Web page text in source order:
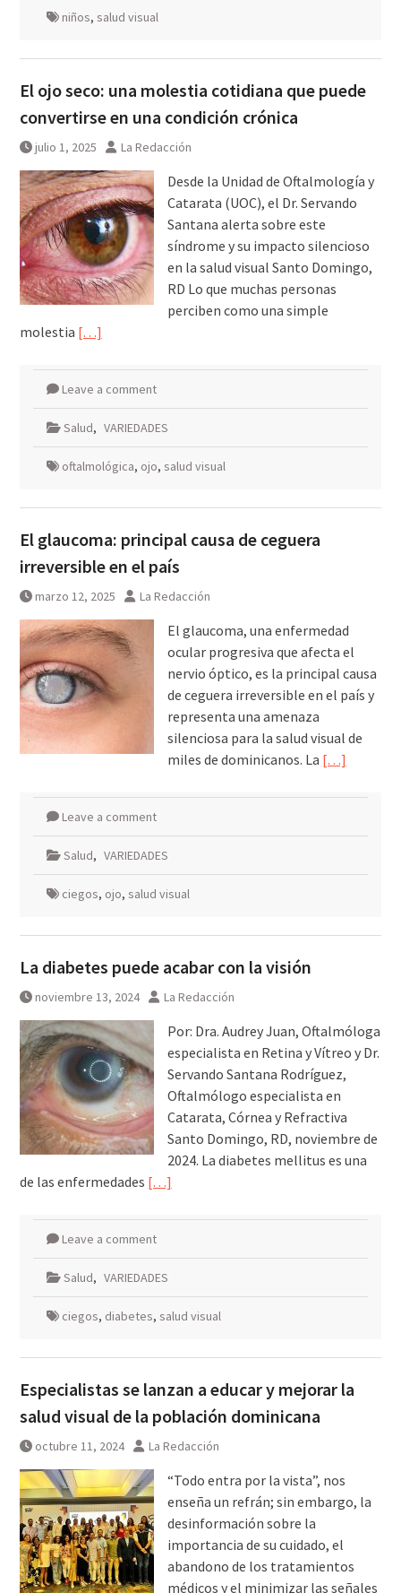
niños, salud visual
El ojo seco: una molestia cotidiana que puede
convertirse en una condición crónica
julio 1, 2025 La Redacción
Desde la Unidad de Oftalmología y
Catarata (UOC), el Dr. Servando
Santana alerta sobre este
síndrome y su impacto silencioso
en la salud visual Santo Domingo,
RD Lo que muchas personas
perciben como una simple
molestia […]
Leave a comment
Salud, VARIEDADES
oftalmológica, ojo, salud visual
El glaucoma: principal causa de ceguera
irreversible en el país
marzo 12, 2025 La Redacción
El glaucoma, una enfermedad
ocular progresiva que afecta el
nervio óptico, es la principal causa
de ceguera irreversible en el país y
representa una amenaza
silenciosa para la salud visual de
miles de dominicanos. La […]
Leave a comment
Salud, VARIEDADES
ciegos, ojo, salud visual
La diabetes puede acabar con la visión
noviembre 13, 2024 La Redacción
Por: Dra. Audrey Juan, Oftalmóloga
especialista en Retina y Vítreo y Dr.
Servando Santana Rodríguez,
Oftalmólogo especialista en
Catarata, Córnea y Refractiva
Santo Domingo, RD, noviembre de
2024. La diabetes mellitus es una
de las enfermedades […]
Leave a comment
Salud, VARIEDADES
ciegos, diabetes, salud visual
Especialistas se lanzan a educar y mejorar la
salud visual de la población dominicana
octubre 11, 2024 La Redacción
“Todo entra por la vista”, nos
enseña un refrán; sin embargo, la
desinformación sobre la
importancia de su cuidado, el
abandono de los tratamientos
médicos y el minimizar las señales